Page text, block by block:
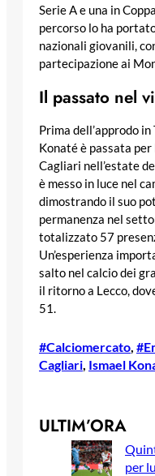
Serie A e una in
percorso lo ha
nazionali giovanili,
partecipazione ai
Il passato nel
Prima dell’approdo
Konaté è passata
Cagliari nell’estate
è messo in luce nel
dimostrando il suo
permanenza nel
totalizzato 57
Un’esperienza
salto nel calcio dei
il ritorno a Lecco,
51.
#Calciomercato,
Cagliari, Ismael
ULTIM’ORA
per